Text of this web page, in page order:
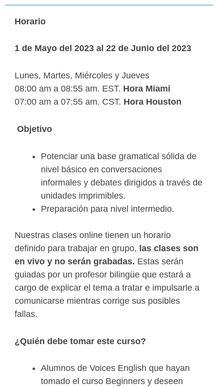
Horario
1 de Mayo del 2023 al 22 de Junio del 2023
Lunes, Martes, Miércoles y Jueves
08:00 am a 08:55 am. EST. Hora Miami
07:00 am a 07:55 am. CST. Hora Houston
Objetivo
Potenciar una base gramatical sólida de
nivel básico en conversaciones
informales y debates dirigidos a través de
unidades imprimibles.
Preparación para nivel intermedio.
Nuestras clases online tienen un horario
definido para trabajar en grupo, las clases son
en vivo y no serán grabadas. Estas serán
guiadas por un profesor bilingüe que estará a
cargo de explicar el tema a tratar e impulsarle a
comunicarse mientras corrige sus posibles
fallas.
¿Quién debe tomar este curso?
Alumnos de Voices English que hayan
tomado el curso Beginners y deseen